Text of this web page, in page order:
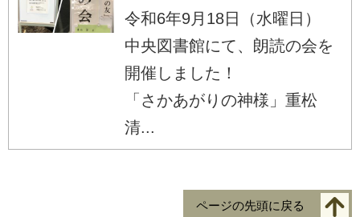
令和6年9月18日（水曜日）
中央図書館にて、朗読の会を
開催しました！
「さかあがりの神様」重松
清...
ページの先頭に戻る